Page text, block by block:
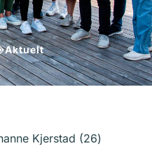
Aktuelt
Kjerstad (26)